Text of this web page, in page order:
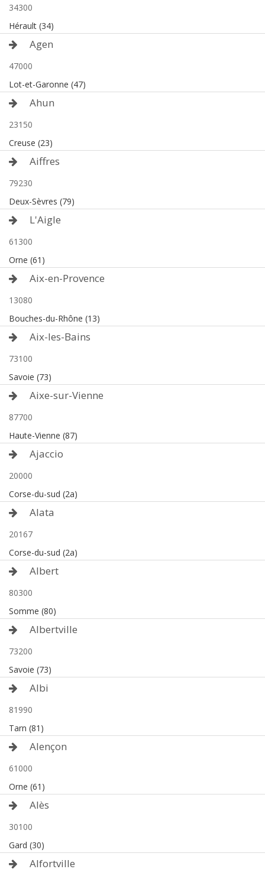
34300
Hérault (34)
Agen
47000
Lot-et-Garonne (47)
Ahun
23150
Creuse (23)
Aiffres
79230
Deux-Sèvres (79)
L'Aigle
61300
Orne (61)
Aix-en-Provence
13080
Bouches-du-Rhône (13)
Aix-les-Bains
73100
Savoie (73)
Aixe-sur-Vienne
87700
Haute-Vienne (87)
Ajaccio
20000
Corse-du-sud (2a)
Alata
20167
Corse-du-sud (2a)
Albert
80300
Somme (80)
Albertville
73200
Savoie (73)
Albi
81990
Tarn (81)
Alençon
61000
Orne (61)
Alès
30100
Gard (30)
Alfortville